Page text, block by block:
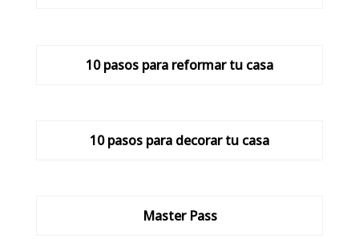
10 pasos para reformar tu casa
10 pasos para decorar tu casa
Master Pass